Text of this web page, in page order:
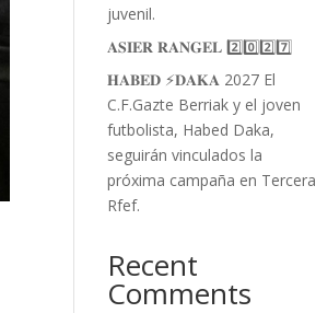
juvenil.
𝐀𝐒𝐈𝐄𝐑 𝐑𝐀𝐍𝐆𝐄𝐋 2️⃣0️⃣2️⃣7️⃣
𝐇𝐀𝐁𝐄𝐃 ⚡️𝐃𝐀𝐊𝐀 2027 El
C.F.Gazte Berriak y el joven
futbolista, Habed Daka,
seguirán vinculados la
próxima campaña en Tercera
Rfef.
Recent
Comments